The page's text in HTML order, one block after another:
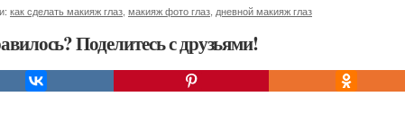
как сделать макияж глаз макияж фото глаз дневной макияж глаз
Поделитесь с друзьями!